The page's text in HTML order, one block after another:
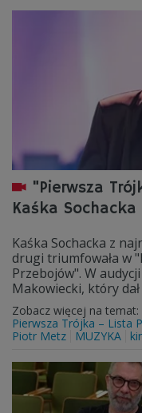
"Pierwsza
Kaśka
Kaśka Sochacka z
drugi triumfowała w
Przebojów". W
Makowiecki, który
Zobacz więcej na temat:
Pierwsza Trójka – Lista
Piotr Metz
MUZYKA